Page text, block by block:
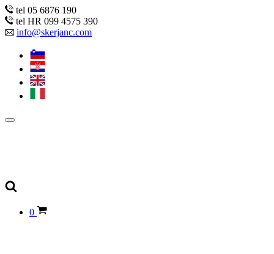
tel 05 6876 190
tel HR 099 4575 390
info@skerjanc.com
0